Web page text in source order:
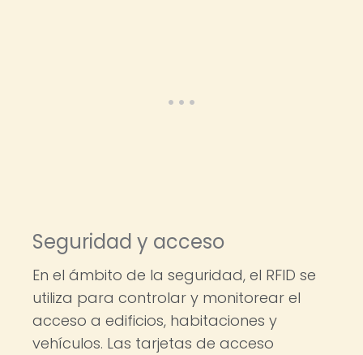
Seguridad y acceso
En el ámbito de la seguridad, el RFID se
utiliza para controlar y monitorear el
acceso a edificios, habitaciones y
vehículos. Las tarjetas de acceso